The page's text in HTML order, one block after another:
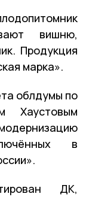
вишню,
Продукция
марка».
облдумы по
Хаустовым
в
ДК,